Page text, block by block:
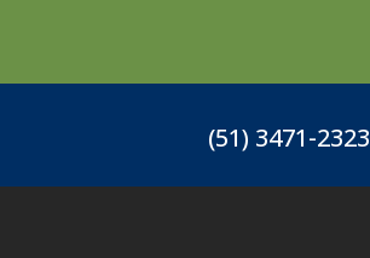
(51) 3471-2323